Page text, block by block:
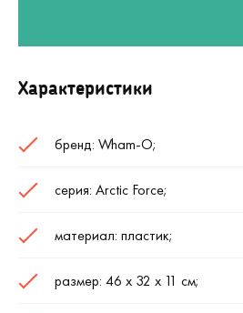
Характеристики
бренд: Wham-O;
серия: Arctic Force;
материал: пластик;
размер: 46 х 32 х 11 см;